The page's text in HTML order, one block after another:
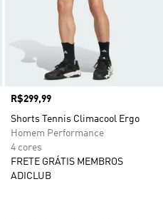
Preço
R$299,99
Shorts Tennis Climacool Ergo
Homem Performance
4 cores
FRETE GRÁTIS MEMBROS
ADICLUB